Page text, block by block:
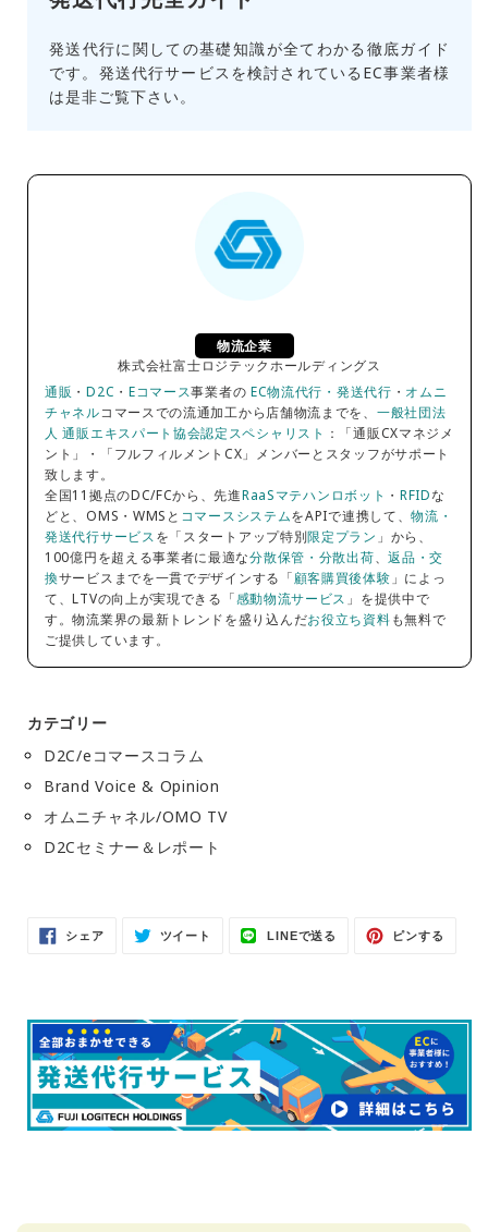
発送代行に関しての基礎知識が全てわかる徹底ガイド
です。発送代行サービスを検討されているEC事業者様
は是非ご覧下さい。
物流企業
株式会社富士ロジテックホールディングス
通販 ・D2C ・ Eコマース事業者の EC物流代行・発送代行 ・ オムニ
チャネルコマースでの流通加工から店舗物流までを、 一般社団法
人 通販エキスパート協会認定スペシャリスト ：「通販CXマネジメ
ント」・「フルフィルメントCX」メンバーとスタッフがサポート
致します。
全国11拠点のDC/FCから、先進RaaSマテハンロボット ・RFIDな
どと、OMS・WMSと コマースシステムをAPIで連携して、物流・
発送代行サービスを「スタートアップ特別限定プラン」から、
100億円を超える事業者に最適な分散保管・分散出荷、返品・交
換サービスまでを一貫でデザインする「顧客購買後体験」によっ
て、LTVの向上が実現できる「感動物流サービス」を提供中で
す。物流業界の最新トレンドを盛り込んだお役立ち資料も無料で
ご提供しています。
カテゴリー
D2C/eコマースコラム
Brand Voice & Opinion
オムニチャネル/OMO TV
D2Cセミナー＆レポート
シェアFacebookツイート
Twitter
LINEで送る
LINE
ピンする